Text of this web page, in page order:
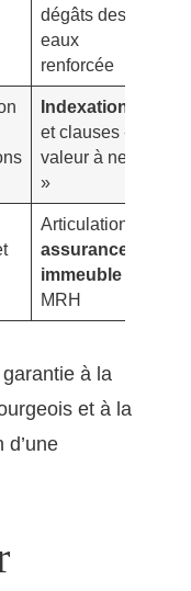
dégâts des
eaux
renforcée
Indexation
et clauses «
valeur à neuf
»
Articulation
assurance
immeuble/
MRH
à la
et à la